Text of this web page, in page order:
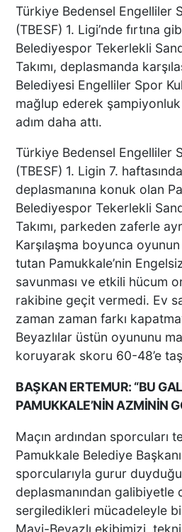
Türkiye Bedensel Engelliler
(TBESF) 1. Ligi’nde fırtına
Belediyespor Tekerlekli
Takımı, deplasmanda
Belediyesi Engelliler Spor
mağlup ederek
adım daha attı.
Türkiye Bedensel Engelliler
(TBESF) 1. Ligin 7.
deplasmanına konuk olan
Belediyespor Tekerlekli
Takımı, parkeden zaferle
Karşılaşma boyunca
tutan Pamukkale’nin
savunması ve etkili hücum
rakibine geçit vermedi. Ev
zaman zaman farkı
Beyazlılar üstün oyununu
koruyarak skoru 60-48’e
BAŞKAN ERTEMUR: “BU
PAMUKKALE’NİN AZMİNİN
Maçın ardından sporcuları
Pamukkale Belediye
sporcularıyla gurur
deplasmanından galibiyetle
sergiledikleri mücadeleyle
Mavi-Beyazlı ekibimizi,